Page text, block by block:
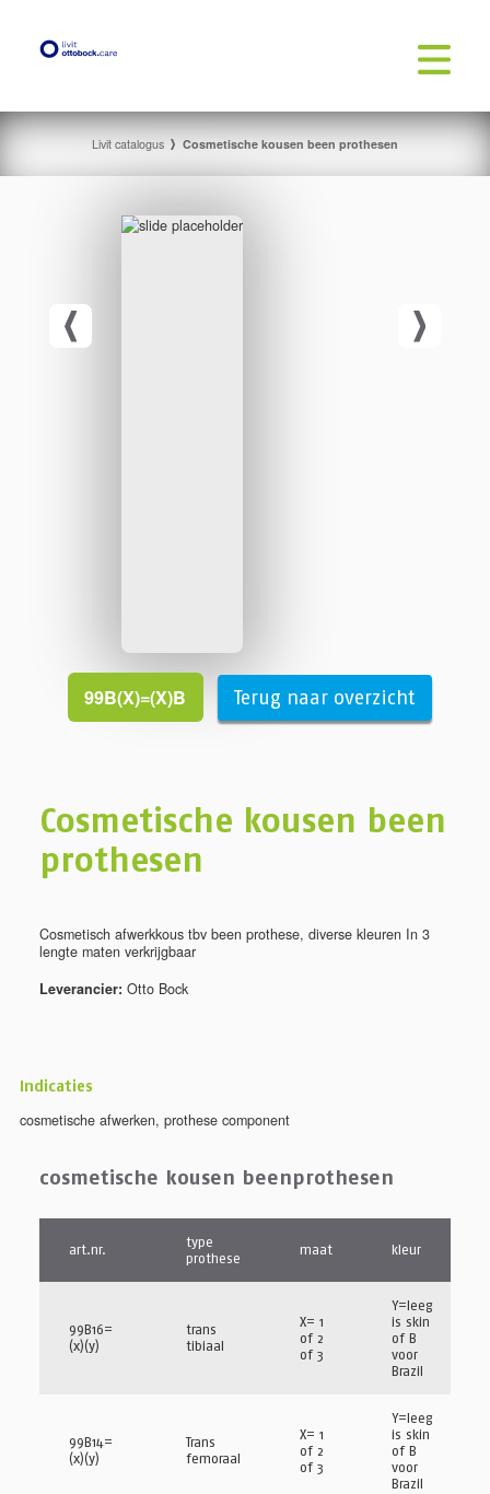
Livit catalogus Cosmetische kousen been prothesen
99B(X)=(X)B Terug naar overzicht
Cosmetische kousen been
prothesen
Cosmetisch afwerkkous tbv been prothese, diverse kleuren In 3
lengte maten verkrijgbaar
Leverancier: Otto Bock
Indicaties
cosmetische afwerken, prothese component
cosmetische kousen beenprothesen
art.nr.
type
prothese
maat kleur
99B16=
(x)(y)
trans
tibiaal
X= 1
of 2
of 3
Y=leeg
is skin
of B
voor
Brazil
99B14=
(x)(y)
Trans
femoraal
X= 1
of 2
of 3
Y=leeg
is skin
of B
voor
Brazil